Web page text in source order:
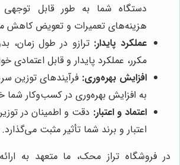
دستگاه شما به طور قابل توجهی
هزینه‌های تعمیرات و تعویض کاهش
عملکرد پایدار: ترازو در طول زمان،
مکرر، عملکرد پایدار و قابل اعتمادی
افزایش بهره‌وری: فرآیندهای توزین
به افزایش بهره‌وری در کسب‌وکار
اعتماد و اعتبار: دقت و اطمینان در
اعتبار و برند شما تأثیر مثبت می‌گذارد.
در فروشگاه تراز محک، ما متعهد به